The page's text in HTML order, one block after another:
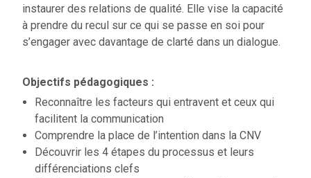
instaurer des relations de qualité. Elle vise la capacité
à prendre du recul sur ce qui se passe en soi pour
s’engager avec davantage de clarté dans un dialogue.
Objectifs pédagogiques :
Reconnaître les facteurs qui entravent et ceux qui
facilitent la communication
Comprendre la place de l’intention dans la CNV
Découvrir les 4 étapes du processus et leurs
différenciations clefs